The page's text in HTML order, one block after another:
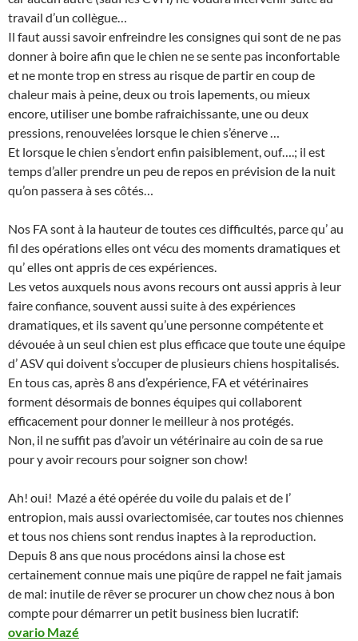
travail d’un collègue…
Il faut aussi savoir enfreindre les consignes qui sont de ne pas
donner à boire afin que le chien ne se sente pas inconfortable
et ne monte trop en stress au risque de partir en coup de
chaleur mais à peine, deux ou trois lapements, ou mieux
encore, utiliser une bombe rafraichissante, une ou deux
pressions, renouvelées lorsque le chien s’énerve …
Et lorsque le chien s’endort enfin paisiblement, ouf….; il est
temps d’aller prendre un peu de repos en prévision de la nuit
qu’on passera à ses côtés…
Nos FA sont à la hauteur de toutes ces difficultés, parce qu’ au
fil des opérations elles ont vécu des moments dramatiques et
qu’ elles ont appris de ces expériences.
Les vetos auxquels nous avons recours ont aussi appris à leur
faire confiance, souvent aussi suite à des expériences
dramatiques, et ils savent qu’une personne compétente et
dévouée à un seul chien est plus efficace que toute une équipe
d’ ASV qui doivent s’occuper de plusieurs chiens hospitalisés.
En tous cas, après 8 ans d’expérience, FA et vétérinaires
forment désormais de bonnes équipes qui collaborent
efficacement pour donner le meilleur à nos protégés.
Non, il ne suffit pas d’avoir un vétérinaire au coin de sa rue
pour y avoir recours pour soigner son chow!
Ah! oui! Mazé a été opérée du voile du palais et de l’
entropion, mais aussi ovariectomisée, car toutes nos chiennes
et tous nos chiens sont rendus inaptes à la reproduction.
Depuis 8 ans que nous procédons ainsi la chose est
certainement connue mais une piqûre de rappel ne fait jamais
de mal: inutile de rêver se procurer un chow chez nous à bon
compte pour démarrer un petit business bien lucratif:
ovario Mazé